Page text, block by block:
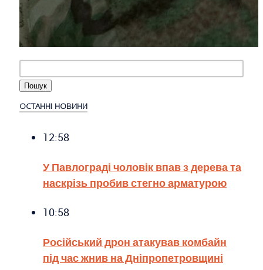
ОСТАННІ НОВИНИ
12:58
У Павлограді чоловік впав з дерева та
наскрізь пробив стегно арматурою
10:58
Російський дрон атакував комбайн
під час жнив на Дніпропетровщині